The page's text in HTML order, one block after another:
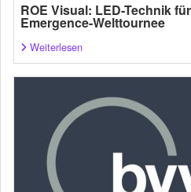
ROE Visual: LED-Technik
Emergence-Welttournee
Weiterlesen